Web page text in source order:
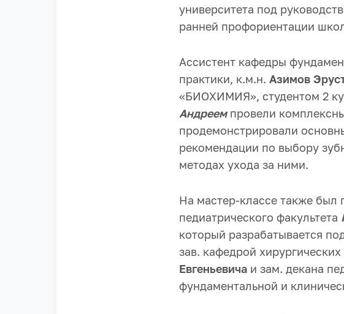
университета под
ранней профориентации
Ассистент кафедры
практики, к.м.н. Азимов
«БИОХИМИЯ», студентом 2
Андреемпровели
продемонстрировали
рекомендации по выбору
методах ухода за ними.
На мастер-классе также был
педиатрического факультета
который разрабатывается
зав. кафедрой
Евгеньевича и зам. декана
фундаментальной и